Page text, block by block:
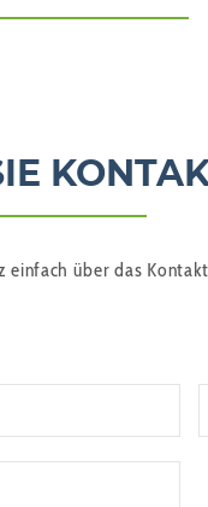
einfach über das